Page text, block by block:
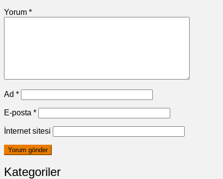
Yorum *
Ad *
E-posta *
İnternet sitesi
Kategoriler